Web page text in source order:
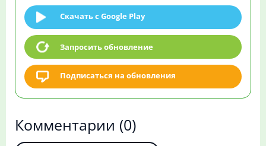
Скачать c Google Play
Запросить обновление
Подписаться на обновления
Комментарии (0)